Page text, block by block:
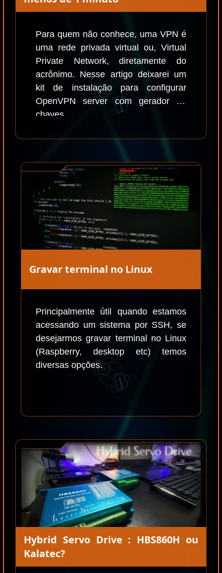
Para quem não conhece, uma VPN é
uma rede privada virtual ou, Virtual
Private Network, diretamente do
acrônimo. Nesse artigo deixarei um
kit de instalação para configurar
OpenVPN server com gerador de
chaves...
Gravar terminal no Linux
Principalmente útil quando estamos
acessando um sistema por SSH, se
desejarmos gravar terminal no Linux
(Raspberry, desktop etc) temos
diversas opções.
Hybrid Servo Drive : HBS860H ou
Kalatec?